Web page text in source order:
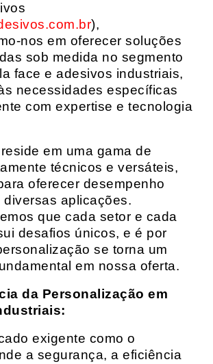
),
nos em oferecer soluções
sob medida no segmento
face e adesivos industriais,
necessidades específicas
com expertise e tecnologia
em uma gama de
técnicos e versáteis,
oferecer desempenho
diversas aplicações.
que cada setor e cada
desafios únicos, e é por
se torna um
em nossa oferta.
da Personalização em
exigente como o
a segurança, a eficiência